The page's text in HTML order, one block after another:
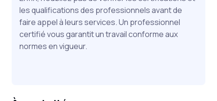
les qualifications des professionnels avant de
faire appel à leurs services. Un professionnel
certifié vous garantit un travail conforme aux
normes en vigueur.